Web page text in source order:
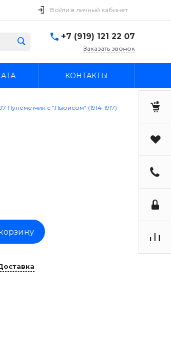
Войти в личный кабинет
+7 (919) 121 22 07
Заказать звонок
КОНТАКТЫ
Пулеметчик с "Льюисом" (1914-1917)